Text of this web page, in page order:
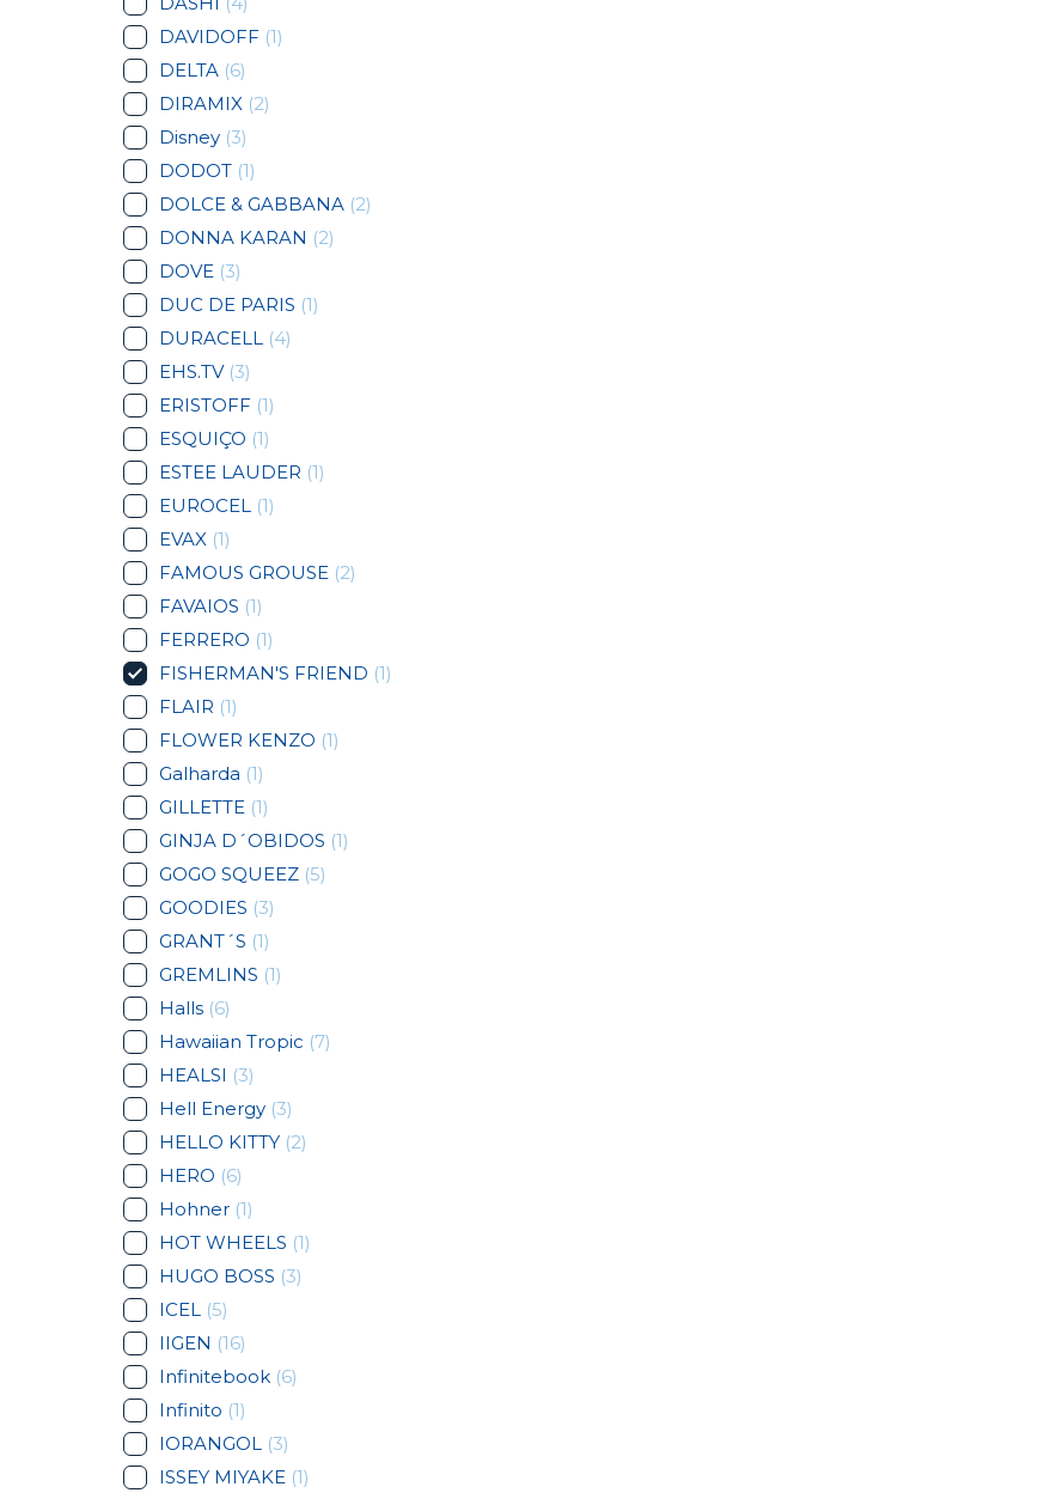
DAVIDOFF (1)
DELTA (6)
DIRAMIX (2)
Disney (3)
DODOT (1)
DOLCE & GABBANA (2)
DONNA KARAN (2)
DOVE (3)
DUC DE PARIS (1)
DURACELL (4)
EHS.TV (3)
ERISTOFF (1)
ESQUIÇO (1)
ESTEE LAUDER (1)
EUROCEL (1)
EVAX (1)
FAMOUS GROUSE (2)
FAVAIOS (1)
FERRERO (1)
FISHERMAN'S FRIEND (1)
FLAIR (1)
FLOWER KENZO (1)
Galharda (1)
GILLETTE (1)
GINJA D´OBIDOS (1)
GOGO SQUEEZ (5)
GOODIES (3)
GRANT´S (1)
GREMLINS (1)
Halls (6)
Hawaiian Tropic (7)
HEALSI (3)
Hell Energy (3)
HELLO KITTY (2)
HERO (6)
Hohner (1)
HOT WHEELS (1)
HUGO BOSS (3)
ICEL (5)
IIGEN (16)
Infinitebook (6)
Infinito (1)
IORANGOL (3)
ISSEY MIYAKE (1)